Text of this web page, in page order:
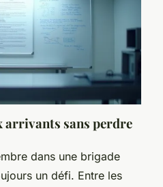
arrivants sans perdre
dans une brigade
un défi. Entre les